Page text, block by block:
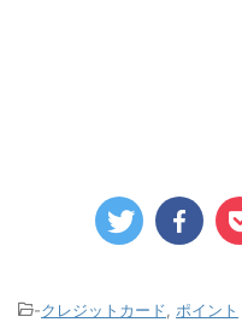
-クレジットカード
ポイント